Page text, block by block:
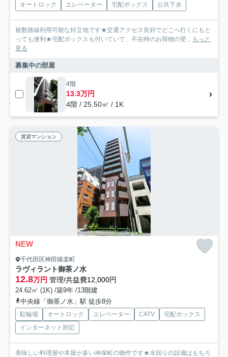
オートロック エレベーター 宅配ボックス 公共下水
複数路線利用可能な好立地です★交通アクセス良好でどこへ行くにもと
っても便利★宅配ボックスも付いていて、不在時のお荷物の受...
もっと
見る
募集中の部屋
4階
13.3万円
4階 / 25.50㎡ / 1K
賃貸マンション
NEW
千代田区神田猿楽町
ラヴィラント御茶ノ水
12.8万円 管理/共益費12,000円
24.62㎡ (1K) /築9年 /13階建
中央線「御茶ノ水」駅 徒歩8分
駐輪場 オートロック エレベーター CATV
宅配ボックス
インターネット対応
美味しい料理屋や本屋が多い神保町の物件です★水回りの設備はもちろ